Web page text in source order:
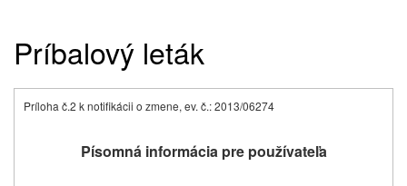
Príbalový leták
Príloha č.2 k notifikácii o zmene, ev. č.: 2013/06274
Písomná informácia pre používateľa